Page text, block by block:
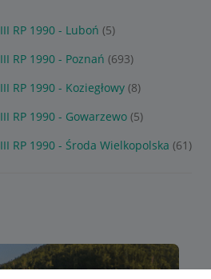
III RP 1990 - Luboń (5)
III RP 1990 - Poznań (693)
III RP 1990 - Koziegłowy (8)
III RP 1990 - Gowarzewo (5)
III RP 1990 - Środa Wielkopolska (61)